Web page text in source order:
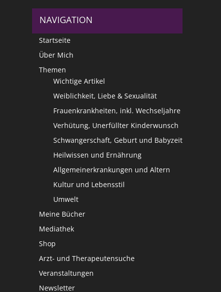
NAVIGATION
Startseite
Über Mich
Themen
Wichtige Artikel
Weiblichkeit, Liebe & Sexualität
Frauenkrankheiten, inkl. Wechseljahre
Verhütung, Unerfüllter Kinderwunsch
Schwangerschaft, Geburt und Babyzeit
Heilwissen und Ernährung
Allgemeinerkrankungen und Altern
Kultur und Lebensstil
Umwelt
Meine Bücher
Mediathek
Shop
Arzt- und Therapeutensuche
Veranstaltungen
Newsletter